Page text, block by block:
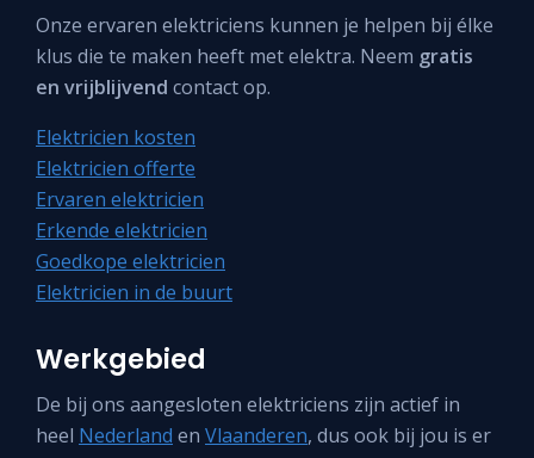
Onze ervaren elektriciens kunnen je helpen bij élke
klus die te maken heeft met elektra. Neem gratis
en vrijblijvend contact op.
Elektricien kosten
Elektricien offerte
Ervaren elektricien
Erkende elektricien
Goedkope elektricien
Elektricien in de buurt
Werkgebied
De bij ons aangesloten elektriciens zijn actief in
heel Nederland en Vlaanderen, dus ook bij jou is er